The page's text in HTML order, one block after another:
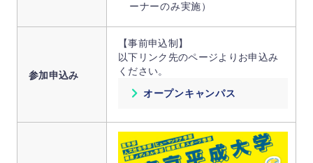
ーナーのみ実施）
参加申込み
【事前申込制】
以下リンク先のページよりお申込み
ください。
オープンキャンパス